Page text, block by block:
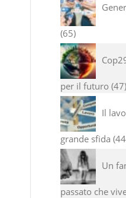
65
per il futuro 47
Il
grande sfida 44
Un
passato che